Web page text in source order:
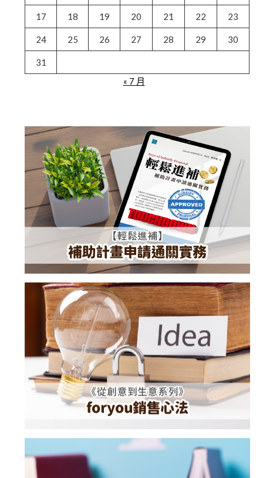
17 18 19 20 21 22 23
24 25 26 27 28 29 30
31
« 7 月